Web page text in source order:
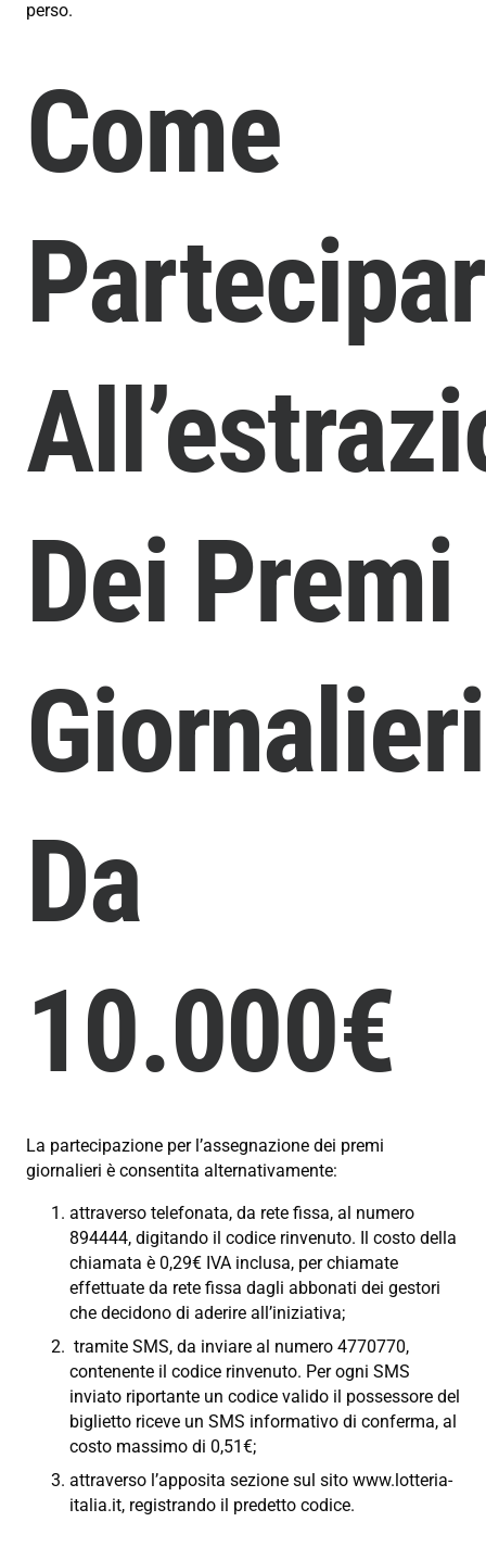
perso.
Come
Dei Premi
Giornalieri
Da
10.000€
La partecipazione per l’assegnazione dei premi
giornalieri è consentita alternativamente:
attraverso telefonata, da rete fissa, al numero
894444, digitando il codice rinvenuto. Il costo della
chiamata è 0,29€ IVA inclusa, per chiamate
effettuate da rete fissa dagli abbonati dei gestori
che decidono di aderire all’iniziativa;
tramite SMS, da inviare al numero 4770770,
contenente il codice rinvenuto. Per ogni SMS
inviato riportante un codice valido il possessore del
biglietto riceve un SMS informativo di conferma, al
costo massimo di 0,51€;
attraverso l’apposita sezione sul sito www.lotteria-
italia.it, registrando il predetto codice.